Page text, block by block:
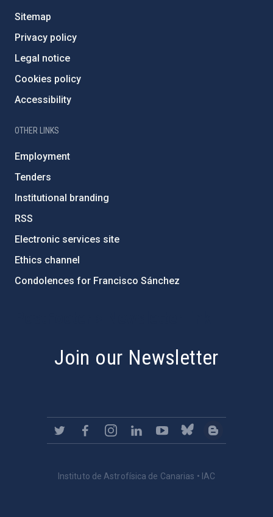
Sitemap
Privacy policy
Legal notice
Cookies policy
Accessibility
OTHER LINKS
Employment
Tenders
Institutional branding
RSS
Electronic services site
Ethics channel
Condolences for Francisco Sánchez
Join our Newsletter
Instituto de Astrofísica de Canarias • IAC